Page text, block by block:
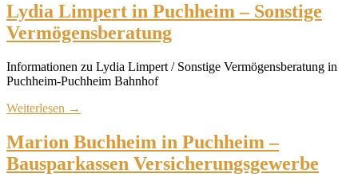
Lydia Limpert in Puchheim – Sonstige
Vermögensberatung
Informationen zu Lydia Limpert / Sonstige Vermögensberatung in
Puchheim-Puchheim Bahnhof
Weiterlesen →
Marion Buchheim in Puchheim –
Bausparkassen Versicherungsgewerbe